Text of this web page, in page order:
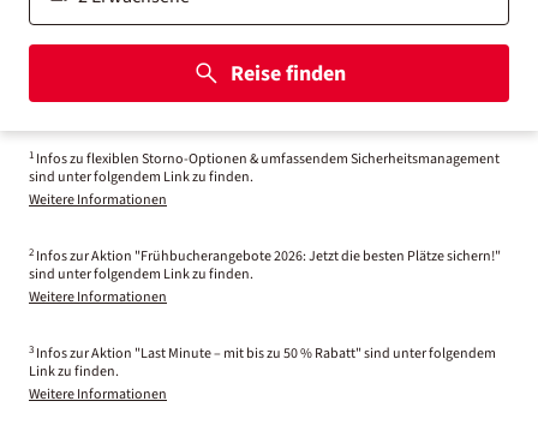
Reise finden
1 Infos zu flexiblen Storno-Optionen & umfassendem Sicherheitsmanagement
sind unter folgendem Link zu finden.
Weitere Informationen
2 Infos zur Aktion "Frühbucherangebote 2026: Jetzt die besten Plätze sichern!"
sind unter folgendem Link zu finden.
Weitere Informationen
3 Infos zur Aktion "Last Minute – mit bis zu 50 % Rabatt" sind unter folgendem
Link zu finden.
Weitere Informationen